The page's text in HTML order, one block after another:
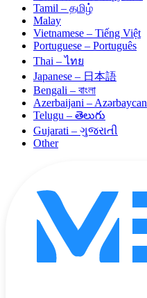
Tamil – தமிழ்
Malay
Vietnamese – Tiếng Việt
Portuguese – Português
Thai – ไทย
Japanese – 日本語
Bengali – বাংলা
Azerbaijani – Azərbaycan
Telugu – తెలుగు
Gujarati – ગુજરાતી
Other